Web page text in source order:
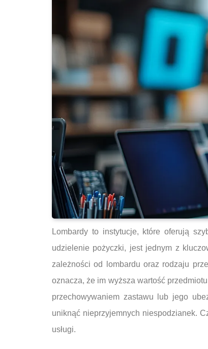
Lombardy to instytucje, które oferują
udzielenie pożyczki, jest jednym z
zależności od lombardu oraz rodzaju
oznacza, że im wyższa wartość
przechowywaniem zastawu lub jego
uniknąć nieprzyjemnych niespodzianek.
usługi.